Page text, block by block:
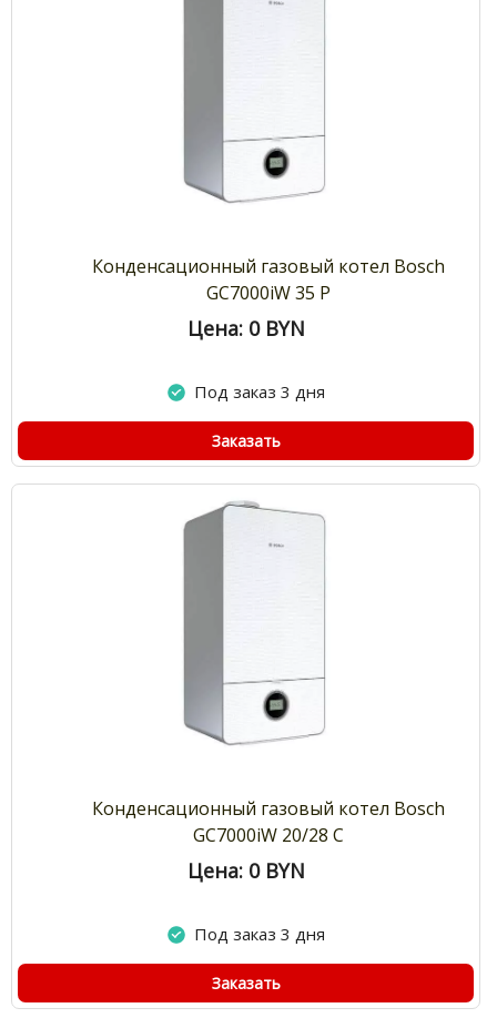
Конденсационный газовый котел Bosch
GC7000iW 35 P
Цена: 0 BYN
Под заказ 3 дня
Заказать
Конденсационный газовый котел Bosch
GC7000iW 20/28 C
Цена: 0 BYN
Под заказ 3 дня
Заказать